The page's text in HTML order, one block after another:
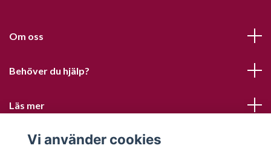
Om oss
Behöver du hjälp?
Läs mer
Sociala medier
Vi använder cookies